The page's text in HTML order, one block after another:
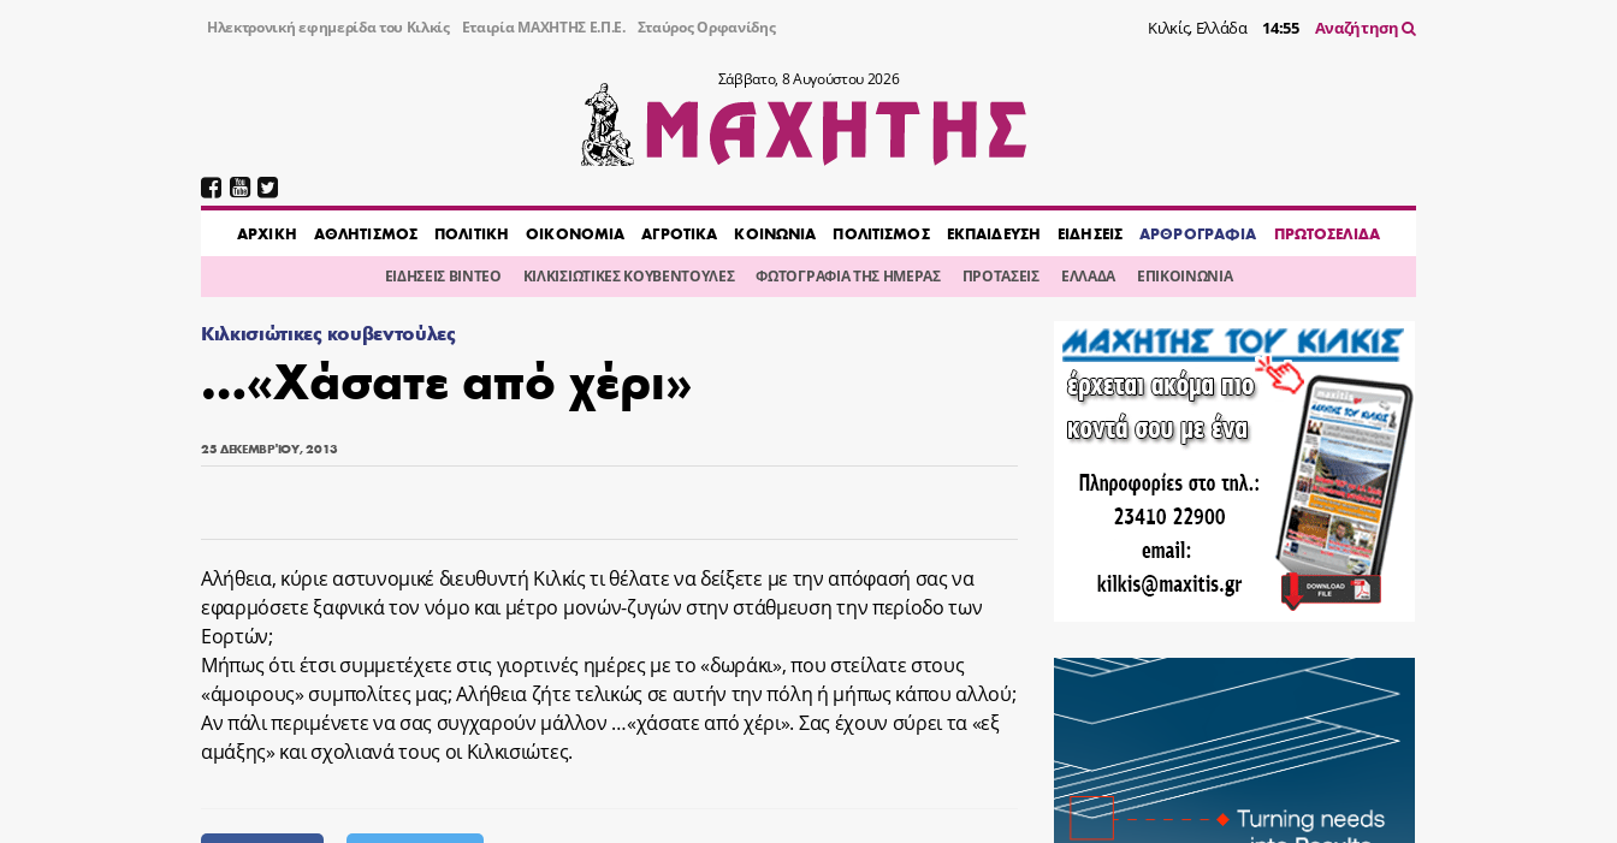
Ηλεκτρονική εφημερίδα του Κιλκίς Εταιρία ΜΑΧΗΤΗΣ Ε.Π.Ε. Σταύρος Ορφανίδης Κιλκίς, Ελλάδα 14:55 Αναζήτηση
Σάββατο, 8 Αυγούστου 2026
AΡΧΙΚΗ ΑΘΛΗΤΙΣΜΟΣ ΠΟΛΙΤΙΚΗ ΟΙΚΟΝΟΜΙΑ ΑΓΡΟΤΙΚΑ ΚΟΙΝΩΝΙΑ ΠΟΛΙΤΙΣΜΟΣ ΕΚΠΑΙΔΕΥΣΗ ΕΙΔΗΣΕΙΣ ΑΡΘΡΟΓΡΑΦΙΑ ΠΡΩΤΟΣΕΛΙΔΑ
ΕΙΔΗΣΕΙΣ ΒΙΝΤΕΟ ΚΙΛΚΙΣΙΩΤΙΚΕΣ ΚΟΥΒΕΝΤΟΥΛΕΣ ΦΩΤΟΓΡΑΦΙΑ ΤΗΣ ΗΜΕΡΑΣ ΠΡΟΤΑΣΕΙΣ ΕΛΛΑΔΑ ΕΠΙΚΟΙΝΩΝΙΑ
Κιλκισιώτικες κουβεντούλες
…«Χάσατε από χέρι»
25 ΔΕΚΕΜΒΡΊΟΥ, 2013
Αλήθεια, κύριε αστυνομικέ διευθυντή Κιλκίς τι θέλατε να δείξετε με την απόφασή σας να
εφαρμόσετε ξαφνικά τον νόμο και μέτρο μονών-ζυγών στην στάθμευση την περίοδο των
Εορτών;
Μήπως ότι έτσι συμμετέχετε στις γιορτινές ημέρες με το «δωράκι», που στείλατε στους
«άμοιρους» συμπολίτες μας; Αλήθεια ζήτε τελικώς σε αυτήν την πόλη ή μήπως κάπου αλλού;
Αν πάλι περιμένετε να σας συγχαρούν μάλλον …«χάσατε από χέρι». Σας έχουν σύρει τα «εξ
αμάξης» και σχολιανά τους οι Κιλκισιώτες.